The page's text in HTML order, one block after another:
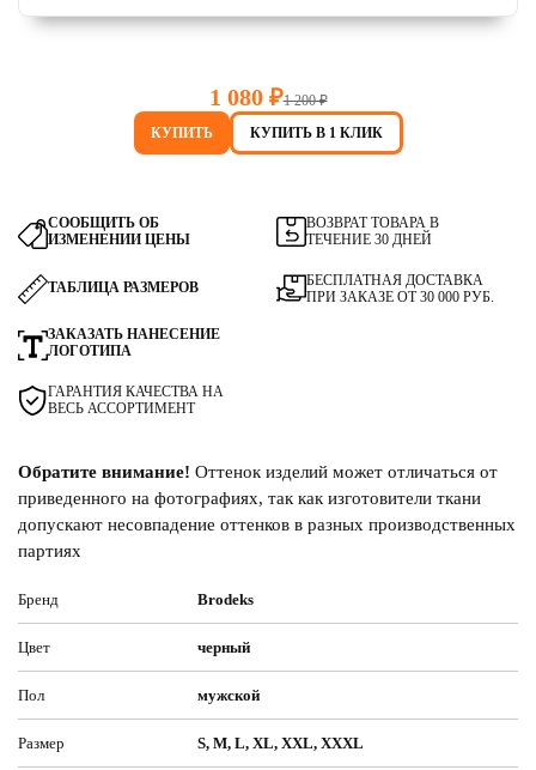
1 080 ₽1 200 ₽
КУПИТЬ
КУПИТЬ В 1 КЛИК
СООБЩИТЬ ОБ
ИЗМЕНЕНИИ ЦЕНЫ
ВОЗВРАТ ТОВАРА В
ТЕЧЕНИЕ 30 ДНЕЙ
ТАБЛИЦА РАЗМЕРОВ
ЗАКАЗАТЬ НАНЕСЕНИЕ
ЛОГОТИПА
ГАРАНТИЯ КАЧЕСТВА НА
ВЕСЬ АССОРТИМЕНТ
БЕСПЛАТНАЯ ДОСТАВКА
ПРИ ЗАКАЗЕ ОТ 30 000 РУБ.
Обратите внимание! Оттенок изделий может отличаться от
приведенного на фотографиях, так как изготовители ткани
допускают несовпадение оттенков в разных производственных
партиях
Бренд Brodeks
Цвет черный
Пол мужской
Размер S, M, L, XL, XXL, XXXL